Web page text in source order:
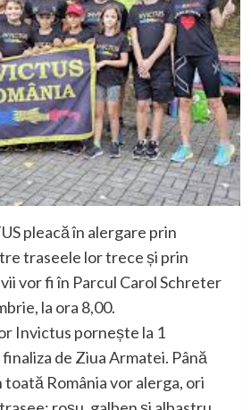
pleacă în alergare prin
traseele lor trece și prin
vor fi în Parcul Carol Schreter
la ora 8,00.
Invictus pornește la 1
de Ziua Armatei. Până
România vor alerga, ori